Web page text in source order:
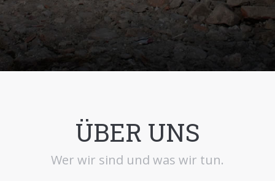
ÜBER UNS
Wer wir sind und was wir tun.